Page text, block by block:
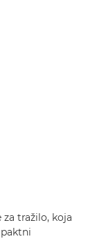
tražilo, koja